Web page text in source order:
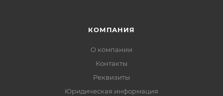
КОМПАНИЯ
О компании
Контакты
Реквизиты
Юридическая информация